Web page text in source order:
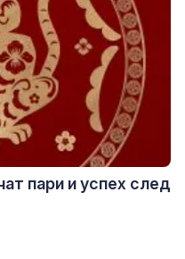
пари и успех след